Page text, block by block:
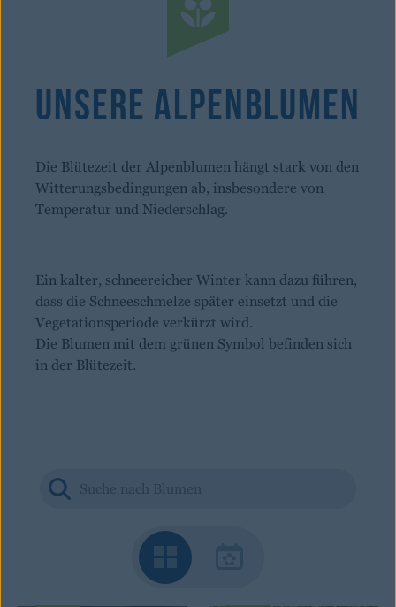
Unsere Alpenblumen
Die Blütezeit der Alpenblumen hängt stark von den
Witterungsbedingungen ab, insbesondere von
Temperatur und Niederschlag.
Ein kalter, schneereicher Winter kann dazu führen,
dass die Schneeschmelze später einsetzt und die
Vegetationsperiode verkürzt wird.
Die Blumen mit dem grünen Symbol befinden sich
in der Blütezeit.